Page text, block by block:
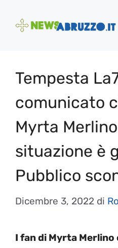
Tempesta
comunicato
Myrta
situazione è
Pubblico
Dicembre 3, 2022 di
I fan di Myrta Merlino